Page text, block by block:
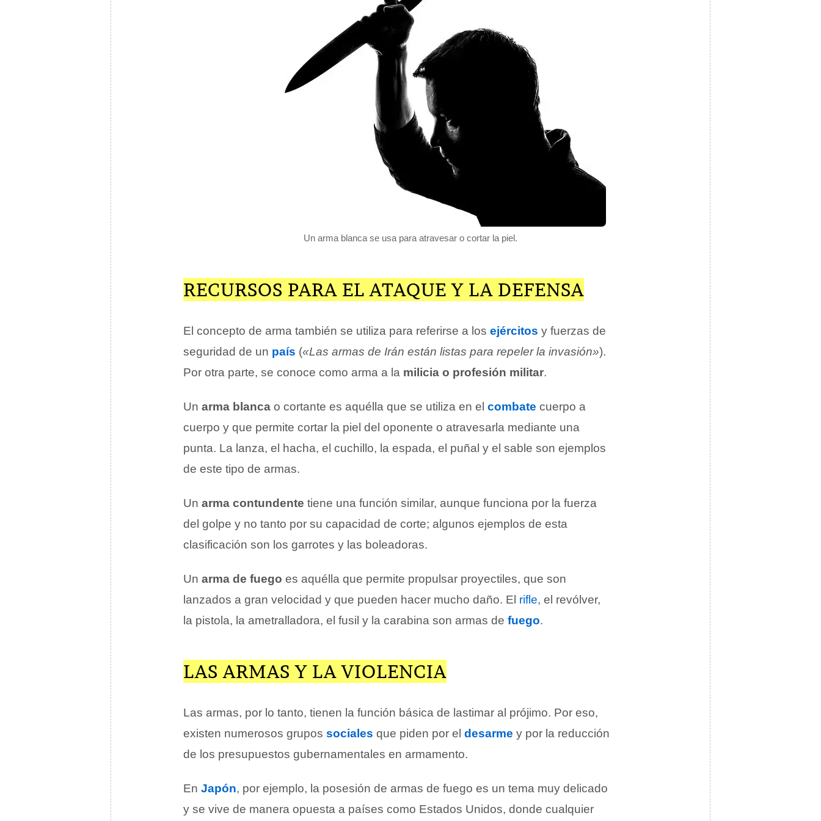
Un arma blanca se usa para atravesar o cortar la piel.
RECURSOS PARA EL ATAQUE Y LA DEFENSA
El concepto de arma también se utiliza para referirse a los ejércitos y fuerzas de
seguridad de un país («Las armas de Irán están listas para repeler la invasión»).
Por otra parte, se conoce como arma a la milicia o profesión militar.
Un arma blanca o cortante es aquélla que se utiliza en el combate cuerpo a
cuerpo y que permite cortar la piel del oponente o atravesarla mediante una
punta. La lanza, el hacha, el cuchillo, la espada, el puñal y el sable son ejemplos
de este tipo de armas.
Un arma contundente tiene una función similar, aunque funciona por la fuerza
del golpe y no tanto por su capacidad de corte; algunos ejemplos de esta
clasificación son los garrotes y las boleadoras.
Un arma de fuego es aquélla que permite propulsar proyectiles, que son
lanzados a gran velocidad y que pueden hacer mucho daño. El rifle, el revólver,
la pistola, la ametralladora, el fusil y la carabina son armas de fuego.
LAS ARMAS Y LA VIOLENCIA
Las armas, por lo tanto, tienen la función básica de lastimar al prójimo. Por eso,
existen numerosos grupos sociales que piden por el desarme y por la reducción
de los presupuestos gubernamentales en armamento.
En Japón, por ejemplo, la posesión de armas de fuego es un tema muy delicado
y se vive de manera opuesta a países como Estados Unidos, donde cualquier